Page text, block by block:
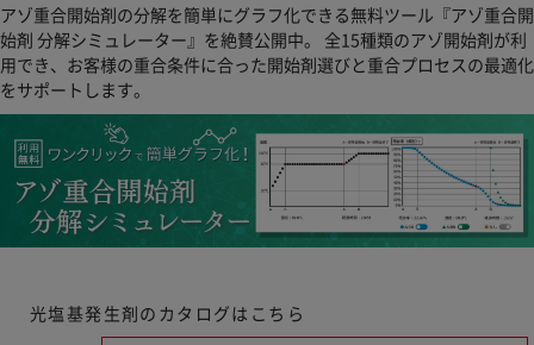
アゾ重合開始剤の分解を簡単にグラフ化できる無料ツール『アゾ重合開
始剤 分解シミュレーター』を絶賛公開中。 全15種類のアゾ開始剤が利
用でき、お客様の重合条件に合った開始剤選びと重合プロセスの最適化
をサポートします。
光塩基発生剤のカタログはこちら